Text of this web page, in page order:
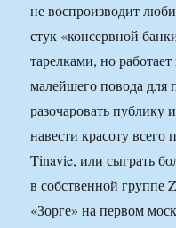
не воспроизводит
стук «консервной
тарелками, но
малейшего повода для
разочаровать
навести красоту
Tinavie, или сыграть
в собственной группе
«Зорге» на первом